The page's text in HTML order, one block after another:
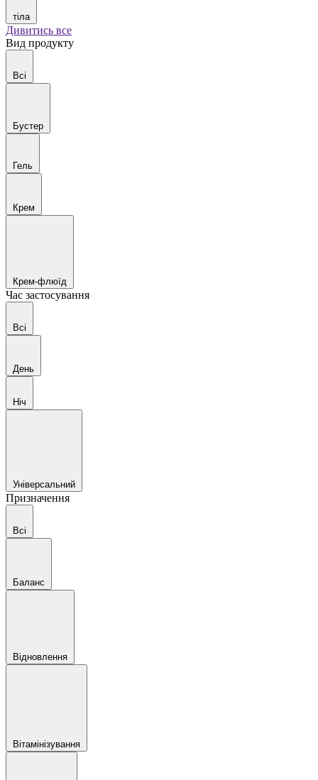
тіла
Дивитись все
Вид продукту
Всі
Бустер
Гель
Крем
Крем-флюїд
Час застосування
Всі
День
Ніч
Універсальний
Призначення
Всі
Баланс
Відновлення
Вітамінізування